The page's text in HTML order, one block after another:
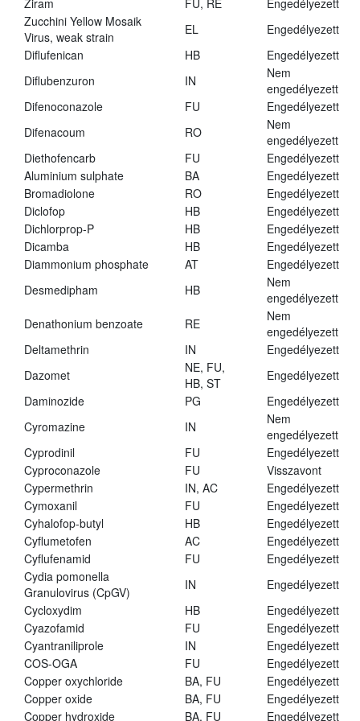
Ziram FU, RE
Engedélyezett
Zucchini Yellow Mosaik
Virus, weak strain
EL
Engedélyezett
Diflufenican
HB
Engedélyezett
Diflubenzuron
IN
Nem
engedélyezett
Difenoconazole
FU
Engedélyezett
Difenacoum
RO
Nem
engedélyezett
Diethofencarb
FU
Engedélyezett
Aluminium sulphate
BA
Engedélyezett
Bromadiolone
RO
Engedélyezett
Diclofop
HB
Engedélyezett
Dichlorprop-P
HB
Engedélyezett
Dicamba
HB
Engedélyezett
Diammonium phosphate
AT
Engedélyezett
Desmedipham
HB
Nem
engedélyezett
Denathonium benzoate
RE
Nem
engedélyezett
Deltamethrin
IN
Engedélyezett
Dazomet
NE, FU,
HB, ST
Engedélyezett
Daminozide
PG
Engedélyezett
Cyromazine
IN
Nem
engedélyezett
Cyprodinil
FU
Engedélyezett
Cyproconazole
FU
Visszavont
Cypermethrin
IN, AC
Engedélyezett
Cymoxanil
FU
Engedélyezett
Cyhalofop-butyl
HB
Engedélyezett
Cyflumetofen
AC
Engedélyezett
Cyflufenamid
FU
Engedélyezett
Cydia pomonella
Granulovirus (CpGV)
IN
Engedélyezett
Cycloxydim
HB
Engedélyezett
Cyazofamid
FU
Engedélyezett
Cyantraniliprole
IN
Engedélyezett
COS-OGA
FU
Engedélyezett
Copper oxychloride
BA, FU
Engedélyezett
Copper oxide
BA, FU
Engedélyezett
Copper hydroxide
BA, FU Engedélyezett